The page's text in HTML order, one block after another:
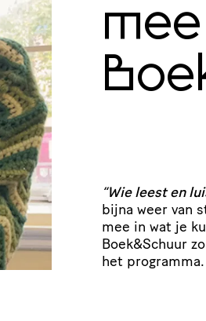
“Wie leest en
bijna weer van
mee in wat je
Boek&Schuur
het programma.